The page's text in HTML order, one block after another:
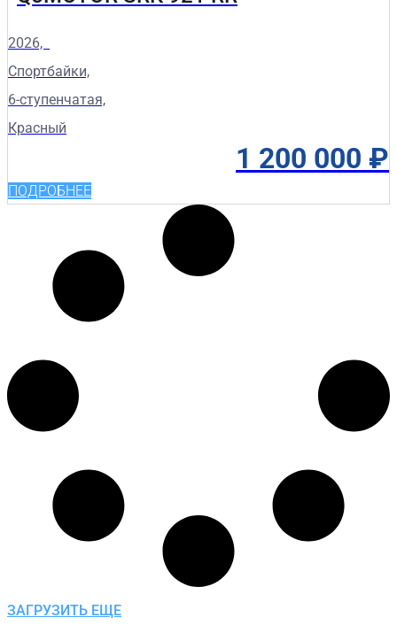
2026,
Спортбайки,
6-ступенчатая,
Красный
1 200 000 ₽
ПОДРОБНЕЕ
ЗАГРУЗИТЬ ЕЩЕ